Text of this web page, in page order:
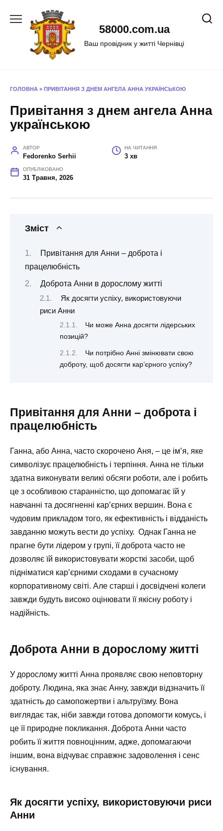
58000.com.ua
Ваш провідник у житті Чернівці
ГОЛОВНА » ПРИВІТАННЯ З ДНЕМ АНГЕЛА АННА УКРАЇНСЬКОЮ
Привітання з днем ангела Анна
українською
АВТОР
Fedorenko Serhii
НА ЧИТАННЯ
3 хв
ОПУБЛІКОВАНО
31 Травня, 2026
Зміст
Привітання для Анни – доброта і
працелюбність
Доброта Анни в дорослому житті
Як досягти успіху, використовуючи
риси Анни
Чи може Анна досягти лідерських
позицій?
Чи потрібно Анні змінювати свою
доброту, щоб досягти кар’єрного успіху?
Привітання для Анни – доброта і
працелюбність
Ганна, або Анна, часто скорочено Аня, – це ім’я, яке
символізує працелюбність і терпіння. Анна не тільки
здатна виконувати великі обсяги роботи, але і робить
це з особливою старанністю, що допомагає їй у
навчанні та досягненні кар’єрних вершин. Вона є
чудовим прикладом того, як ефективність і відданість
завданню можуть вести до успіху. ‍ Однак Ганна не
прагне бути лідером у групі, її доброта часто не
дозволяє їй використовувати жорсткі засоби, щоб
підніматися кар’єрними сходами в сучасному
корпоративному світі. Але старші і досвідчені колеги
завжди будуть високо оцінювати її якісну роботу і
надійність.
Доброта Анни в дорослому житті
У дорослому житті Анна проявляє свою неповторну
доброту. Людина, яка знає Анну, завжди відзначить її
здатність до самопожертви і альтруїзму. Вона
виглядає так, ніби завжди готова допомогти комусь, і
це її природне покликання. Доброта Анни часто
робить її життя повноцінним, адже, допомагаючи
іншим, вона відчуває справжнє задоволення і сенс
існування.
Як досягти успіху, використовуючи риси
Анни